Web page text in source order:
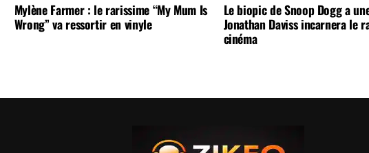
Mylène Farmer : le rarissime “My Mum Is
Wrong” va ressortir en vinyle
Le biopic de Snoop Dogg a
Jonathan Daviss incarnera le
cinéma